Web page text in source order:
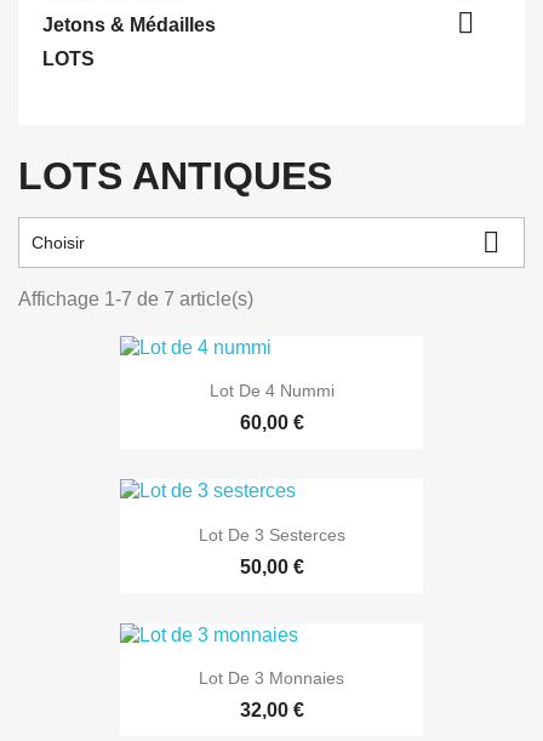
Jetons & Médailles 
LOTS
LOTS ANTIQUES
Choisir 
Affichage 1-7 de 7 article(s)
Lot De 4 Nummi
60,00 €
Lot De 3 Sesterces
50,00 €
Lot De 3 Monnaies
32,00 €